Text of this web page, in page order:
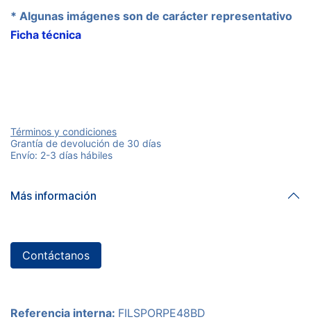
* Algunas imágenes son de carácter representativo
Ficha técnica
Términos y condiciones
Grantía de devolución de 30 días
Envío: 2-3 días hábiles
Más información
Contáctanos
Referencia interna: FILSPORPE48BD